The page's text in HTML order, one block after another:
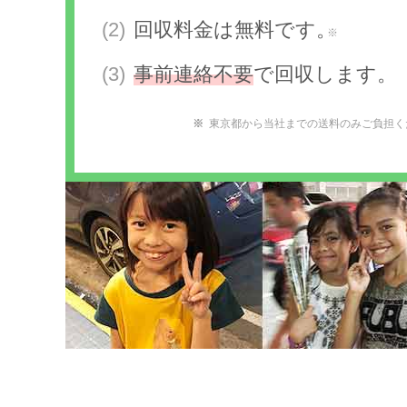
回収料金は無料です。
※
事前連絡不要で回収します。
東京都から当社までの送料のみご負担